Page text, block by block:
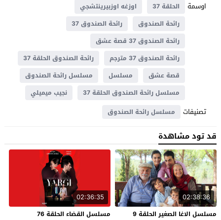
اوسمة
الحلقة 37
اوزغه اوزبيرينتشجي
رائحة الصندوق
رائحة الصندوق 37
رائحة الصندوق 37 قصة عشق
رائحة الصندوق 37 مترجم
رائحة الصندوق الحلقة 37
قصة عشق
مسلسل
مسلسل رائحة الصندوق
مسلسل رائحة الصندوق الحلقة 37
نجيب ميميلي
تصنيفات مسلسل رائحة الصندوق
قد تود مشاهدة
02:38:36
مسلسل الاغا الصغير الحلقة 9
02:36:35
مسلسل القضاء الحلقة 76